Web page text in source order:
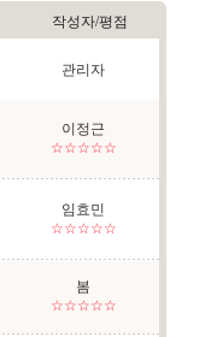
작성자/평점
관리자
이정근
☆☆☆☆☆
임효민
☆☆☆☆☆
봄
☆☆☆☆☆